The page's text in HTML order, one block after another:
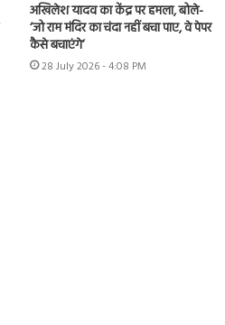
अखिलेश यादव का केंद्र पर हमला, बोले-
‘जो राम मंदिर का चंदा नहीं बचा पाए, वे पेपर
कैसे बचाएंगे’
28 July 2026 - 4:08 PM